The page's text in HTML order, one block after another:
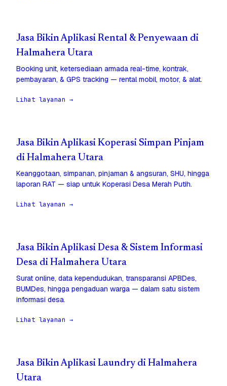
Jasa Bikin Aplikasi Rental & Penyewaan di
Halmahera Utara
Booking unit, ketersediaan armada real-time, kontrak,
pembayaran, & GPS tracking — rental mobil, motor, & alat.
Lihat layanan →
Jasa Bikin Aplikasi Koperasi Simpan Pinjam
di Halmahera Utara
Keanggotaan, simpanan, pinjaman & angsuran, SHU, hingga
laporan RAT — siap untuk Koperasi Desa Merah Putih.
Lihat layanan →
Jasa Bikin Aplikasi Desa & Sistem Informasi
Desa di Halmahera Utara
Surat online, data kependudukan, transparansi APBDes,
BUMDes, hingga pengaduan warga — dalam satu sistem
informasi desa.
Lihat layanan →
Jasa Bikin Aplikasi Laundry di Halmahera
Utara